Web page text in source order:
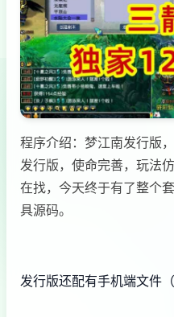
程序介绍：梦江南发行版
发行版，使命完善，玩法
在找，今天终于有了整个
具源码。
发行版还配有手机端文件